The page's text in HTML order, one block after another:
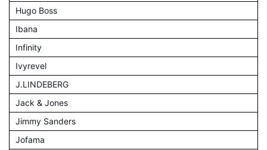
Hugo Boss
Ibana
Infinity
Ivyrevel
J.LINDEBERG
Jack & Jones
Jimmy Sanders
Jofama